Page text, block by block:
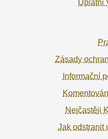
Uplatni
Zásady
Informační
Nejčastěji
Jak odstranit